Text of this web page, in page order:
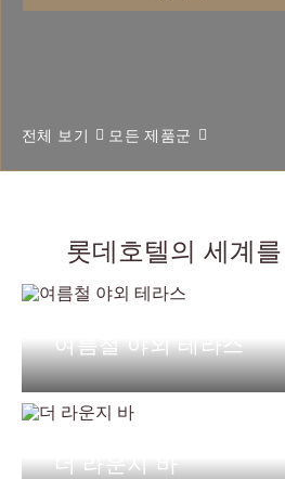
전체 보기 모든 제품군
다이닝롯데호텔의 세계
여름철 야외 테라스
더 라운지 바